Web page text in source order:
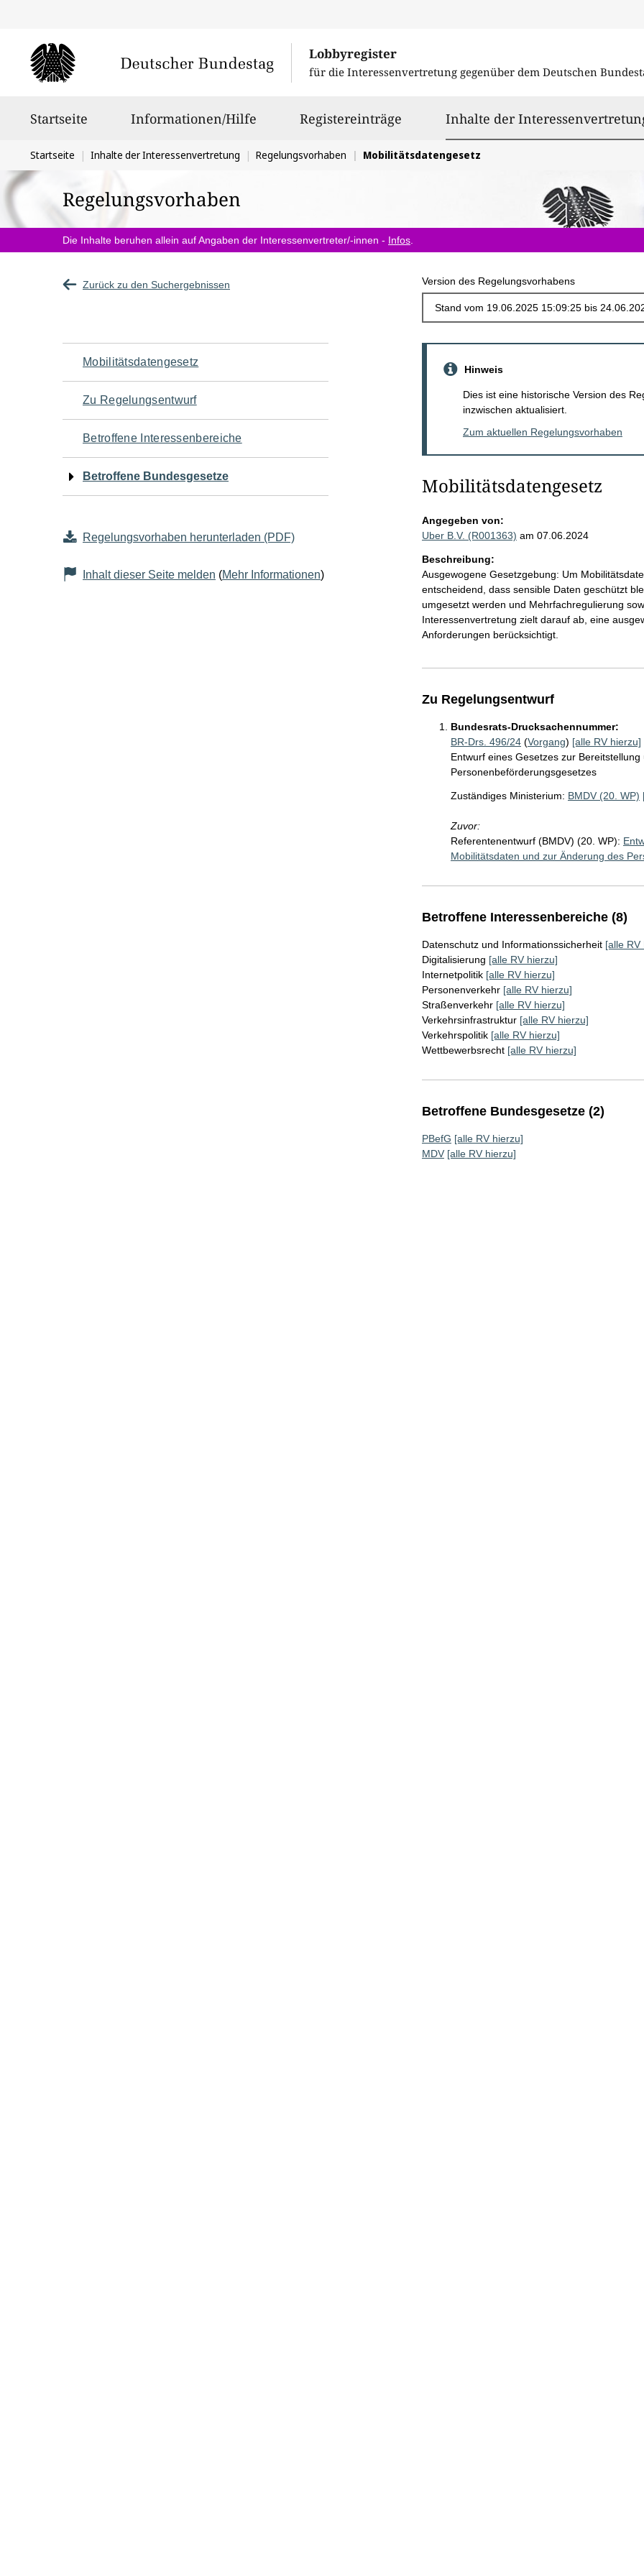
Lobbyregister
für die Interessenvertretung gegenüber dem Deutschen
Startseite Informationen/Hilfe Registereinträge Inhalte der
Sie
befinden
sich
hier:
Startseite Inhalte der Interessenvertretung Regelungsvorhaben Mobilitätsdatengesetz
Regelungsvorhaben
Die Inhalte beruhen allein auf Angaben der Interessenvertreter/-innen - Infos
Zurück zu den Suchergebnissen Version des Regelungsvorhabens
Navigation
für
den
Seiteninhalt
Mobilitätsdatengesetz
Zu Regelungsentwurf
Betroffene Interessenbereiche
Betroffene Bundesgesetze
Regelungsvorhaben herunterladen (PDF)
Inhalt dieser Seite melden (Mehr Informationen)
Hinweis
Dies ist eine historische Version des
inzwischen aktualisiert.
Zum aktuellen Regelungsvorhaben
Mobilitätsdatengesetz
Angegeben von:
Uber B.V. (R001363) am 07.06.2024
Beschreibung:
Ausgewogene Gesetzgebung: Um
entscheidend, dass sensible Daten geschützt
umgesetzt werden und Mehrfachregulierung
Interessenvertretung zielt darauf ab, eine
Anforderungen berücksichtigt.
Zu Regelungsentwurf
Bundesrats-Drucksachennummer:
BR-Drs. 496/24(Vorgang) [alle RV hierzu]
Entwurf eines Gesetzes zur
Personenbeförderungsgesetzes
Zuständiges Ministerium: BMDV (20. WP)
Zuvor:
Referentenentwurf (BMDV) (20. WP):
Mobilitätsdaten und zur Änderung des
Betroffene Interessenbereiche (8)
Datenschutz und Informationssicherheit [alle RV
Digitalisierung [alle RV hierzu]
Internetpolitik [alle RV hierzu]
Personenverkehr [alle RV hierzu]
Straßenverkehr [alle RV hierzu]
Verkehrsinfrastruktur [alle RV hierzu]
Verkehrspolitik [alle RV hierzu]
Wettbewerbsrecht [alle RV hierzu]
Betroffene Bundesgesetze (2)
PBefG [alle RV hierzu]
MDV [alle RV hierzu]